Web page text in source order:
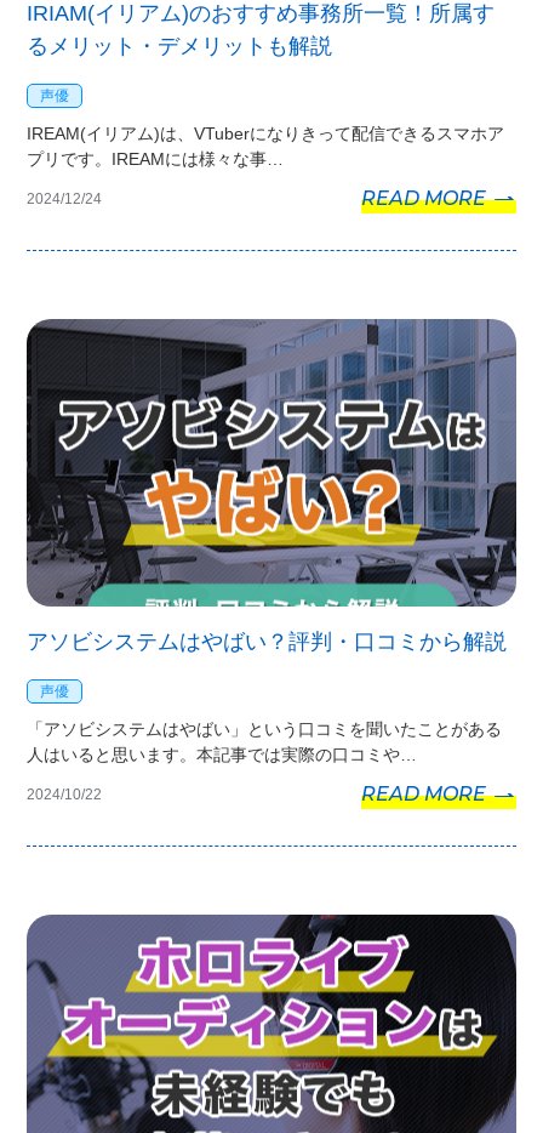
IRIAM(イリアム)のおすすめ事務所一覧！所属す
るメリット・デメリットも解説
声優
IREAM(イリアム)は、VTuberになりきって配信できるスマホア
プリです。IREAMには様々な事…
2024/12/24 READ MORE
アソビシステムはやばい？評判・口コミから解説
声優
「アソビシステムはやばい」という口コミを聞いたことがある
人はいると思います。本記事では実際の口コミや…
2024/10/22 READ MORE